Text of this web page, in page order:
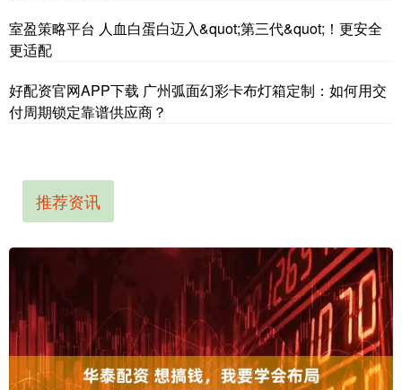
室盈策略平台 人血白蛋白迈入&quot;第三代&quot;！更安全
更适配
好配资官网APP下载 广州弧面幻彩卡布灯箱定制：如何用交
付周期锁定靠谱供应商？
推荐资讯